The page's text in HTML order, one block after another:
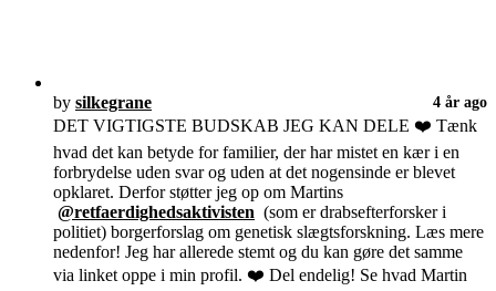
by silkegrane 4 år ago
DET VIGTIGSTE BUDSKAB JEG KAN DELE ❤️ Tænk
hvad det kan betyde for familier, der har mistet en kær i en
forbrydelse uden svar og uden at det nogensinde er blevet
opklaret. Derfor støtter jeg op om Martins
@retfaerdighedsaktivisten (som er drabsefterforsker i
politiet) borgerforslag om genetisk slægtsforskning. Læs mere
nedenfor! Jeg har allerede stemt og du kan gøre det samme
via linket oppe i min profil. ❤️ Del endelig! Se hvad Martin